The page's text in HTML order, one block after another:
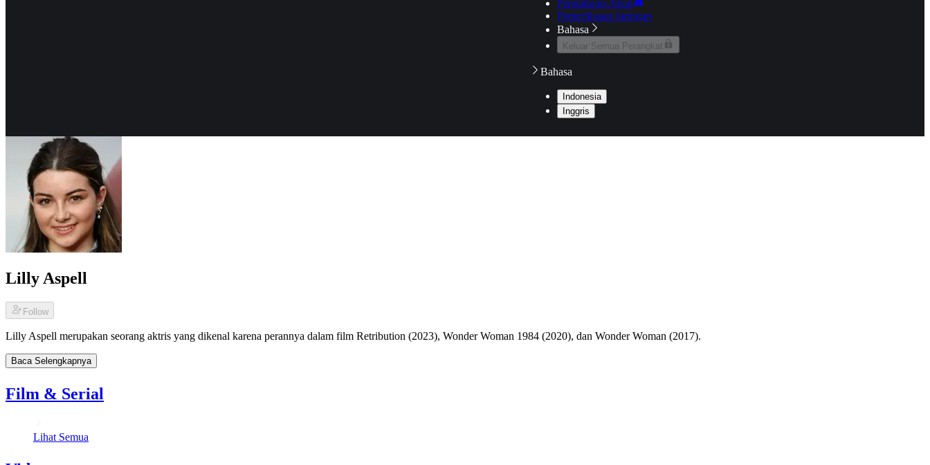
Pengaturan Akun
Pemeriksaan Jaringan
Bahasa
Keluar Semua Perangkat
Bahasa
Indonesia
Inggris
Lilly Aspell
Follow
Lilly Aspell merupakan seorang aktris yang dikenal karena perannya dalam film Retribution (2023), Wonder Woman 1984 (2020), dan Wonder Woman (2017).
Baca Selengkapnya
Film & Serial
Lihat Semua